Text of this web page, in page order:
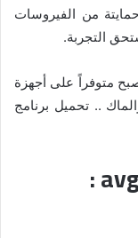
من الفيروسات
التجربة.
متوفراً على أجهزة
.. تحميل برنامج